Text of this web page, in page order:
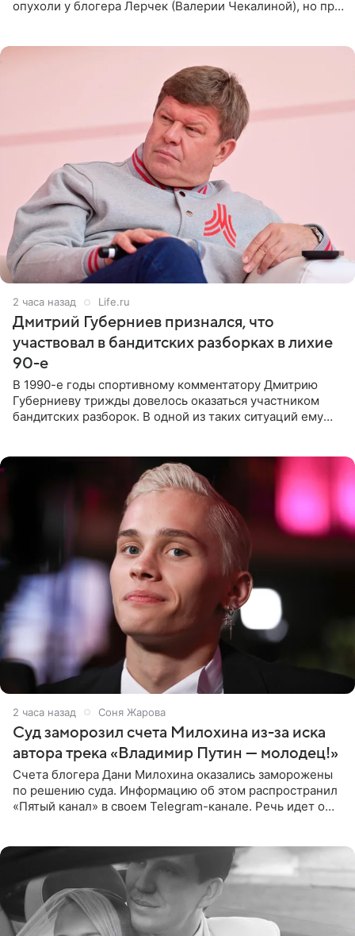
опухоли у блогера Лерчек (Валерии Чекалиной), но при
2 часа назад Life.ru
Дмитрий Губерниев признался, что
участвовал в бандитских разборках в лихие
90-е
В 1990-е годы спортивному комментатору Дмитрию
Губерниеву трижды довелось оказаться участником
бандитских разборок. В одной из таких ситуаций ему
2 часа назад Соня Жарова
Суд заморозил счета Милохина из-за иска
автора трека «Владимир Путин — молодец!»
Счета блогера Дани Милохина оказались заморожены
по решению суда. Информацию об этом распространил
«Пятый канал» в своем Telegram-канале. Речь идет о